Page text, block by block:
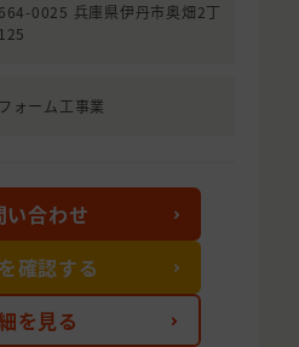
0025 兵庫県伊丹市奥畑2丁
ォーム工事業
を見る
い合わせ
確認する